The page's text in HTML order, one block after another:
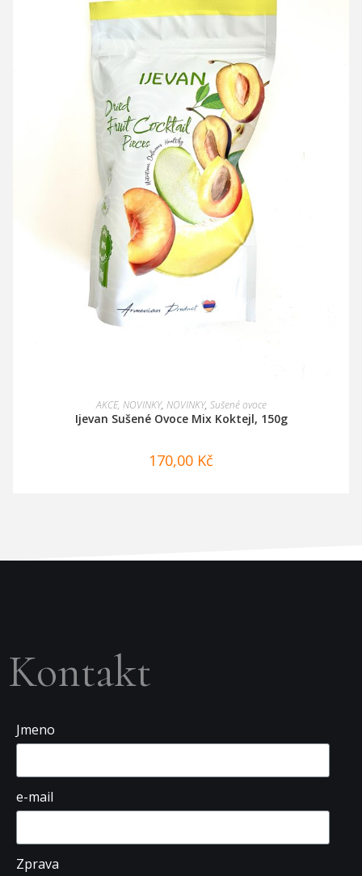
PŘIDAT DO KOŠÍKU
AKCE, NOVINKY, NOVINKY, Sušené ovoce
Ijevan Sušené Ovoce Mix Koktejl, 150g
170,00 Kč
Kontakt
Jmeno
e-mail
Zprava